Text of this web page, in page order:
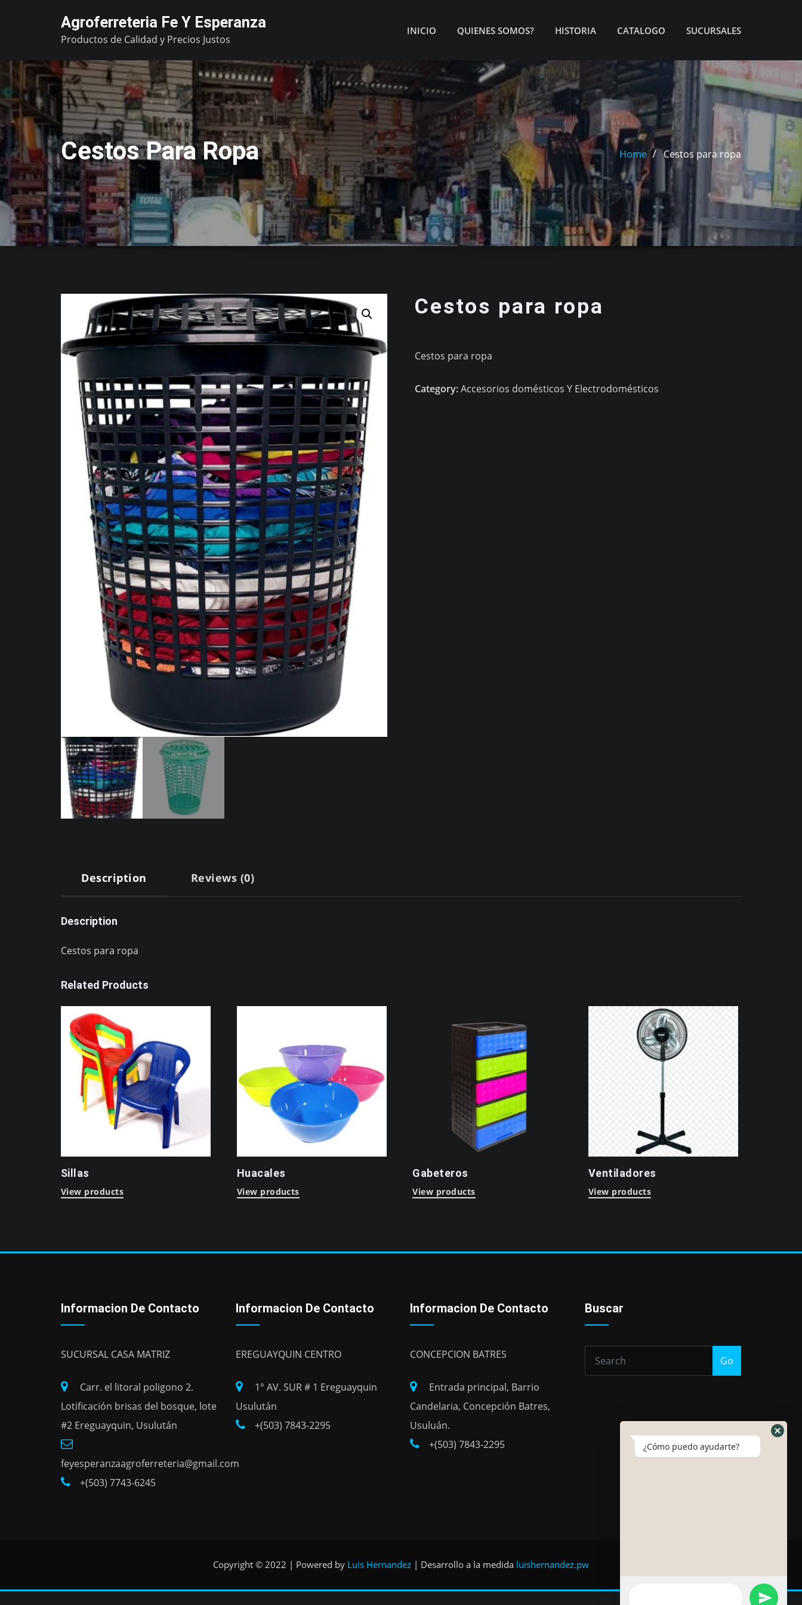
Agroferreteria Fe Y Esperanza
Productos de Calidad y Precios Justos
INICIO QUIENES SOMOS? HISTORIA CATALOGO SUCURSALES
Cestos Para Ropa Home Cestos para ropa
Cestos para ropa
Cestos para ropa
Category:Accesorios domésticos Y Electrodomésticos
Description Reviews (0)
Description
Cestos para ropa
Related Products
Sillas
View products
Huacales
View products
Gabeteros
View products
Ventiladores
View products
Informacion De Contacto
SUCURSAL CASA MATRIZ
Carr. el litoral poligono 2.
Lotificación brisas del bosque, lote
#2 Ereguayquin, Usulután
feyesperanzaagroferreteria@gmail.com
+(503) 7743-6245
Informacion De Contacto
EREGUAYQUIN CENTRO
1° AV. SUR # 1 Ereguayquin
Usulután
+(503) 7843-2295
Informacion De Contacto
CONCEPCION BATRES
Entrada principal, Barrio
Candelaria, Concepción Batres,
Usuluán.
+(503) 7843-2295
Buscar
Go
Copyright © 2022 | Powered by Luis Hernandez | Desarrollo a la medida luishernandez.pw
¿Cómo puedo ayudarte?